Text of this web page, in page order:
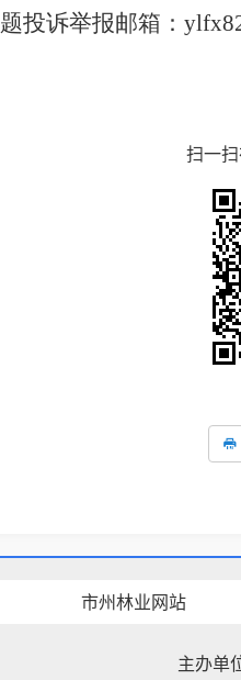
投诉举报邮箱：
扫一
市州林业网站
主办单